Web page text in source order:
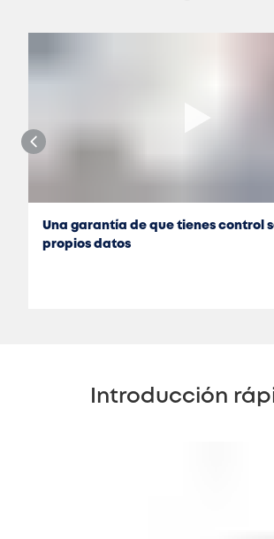
Una garantía de que tienes control
propios datos
Introducción